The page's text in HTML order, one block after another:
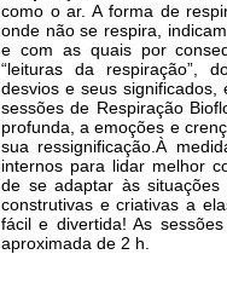
como o ar. A forma de
onde não se respira,
e com as quais por
“leituras da respiração”,
desvios e seus
sessões de Respiração
profunda, a emoções e
sua ressignificação.À
internos para lidar melhor
de se adaptar às
construtivas e criativas a
fácil e divertida! As
aproximada de 2 h.